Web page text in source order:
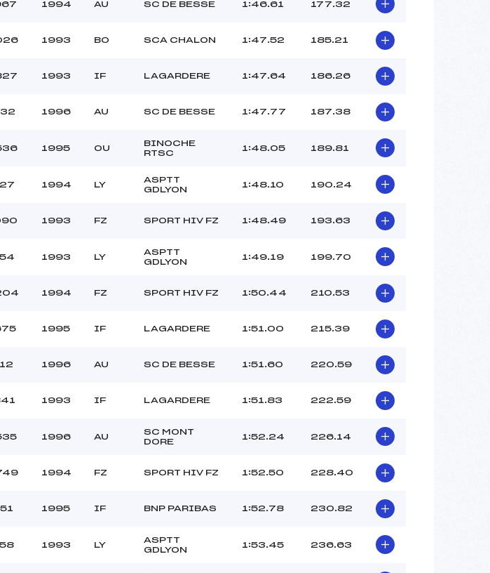
1994 AU SC DE BESSE 1:46.61 177.32
1993 BO SCA CHALON 1:47.52 185.21
1993 IF LAGARDERE 1:47.64 186.26
1996 AU SC DE BESSE 1:47.77 187.38
1995 OU
BINOCHE
RTSC
1:48.05 189.81
1994 LY
ASPTT
GDLYON
1:48.10 190.24
1993 FZ SPORT HIV FZ 1:48.49 193.63
1993 LY
ASPTT
GDLYON
1:49.19 199.70
1994 FZ SPORT HIV FZ 1:50.44 210.53
1995 IF LAGARDERE 1:51.00 215.39
1996 AU SC DE BESSE 1:51.60 220.59
1993 IF LAGARDERE 1:51.83 222.59
1996 AU
SC MONT
DORE
1:52.24 226.14
1994 FZ SPORT HIV FZ 1:52.50 228.40
1995 IF BNP PARIBAS 1:52.78 230.82
1993 LY
ASPTT
GDLYON
1:53.45 236.63